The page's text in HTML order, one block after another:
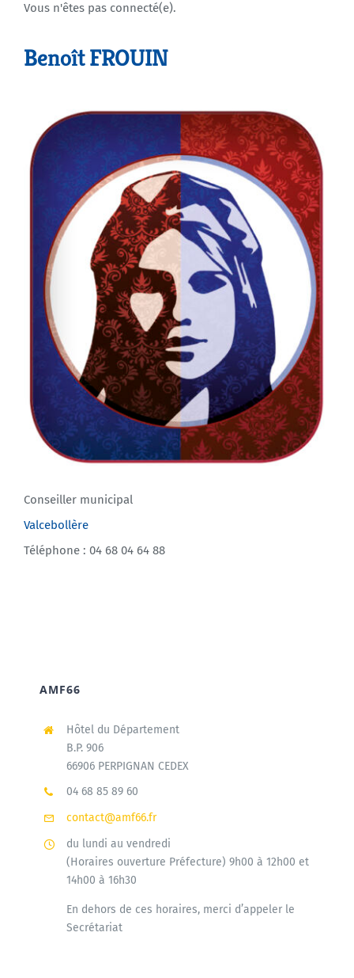
Agenda
Vous n'êtes pas connecté(e).
Benoît FROUIN
Conseiller municipal
Valcebollère
Téléphone : 04 68 04 64 88
AMF66
Hôtel du Département
B.P. 906
66906 PERPIGNAN CEDEX
04 68 85 89 60
contact@amf66.fr
du lundi au vendredi
(Horaires ouverture Préfecture) 9h00 à 12h00 et
14h00 à 16h30
En dehors de ces horaires, merci d’appeler le
Secrétariat